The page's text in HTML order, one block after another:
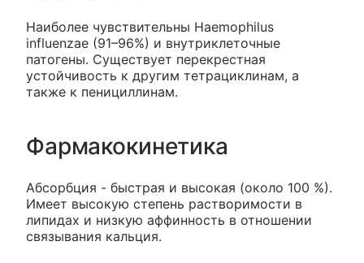
Наиболее чувствительны Haemophilus
influenzae (91–96%) и внутриклеточные
патогены. Существует перекрестная
устойчивость к другим тетрациклинам, а
также к пенициллинам.
Фармакокинетика
Абсорбция - быстрая и высокая (около 100 %).
Имеет высокую степень растворимости в
липидах и низкую аффинность в отношении
связывания кальция.